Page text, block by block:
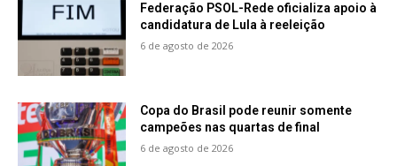
Federação PSOL-Rede oficializa apoio à
candidatura de Lula à reeleição
6 de agosto de 2026
Copa do Brasil pode reunir somente
campeões nas quartas de final
6 de agosto de 2026